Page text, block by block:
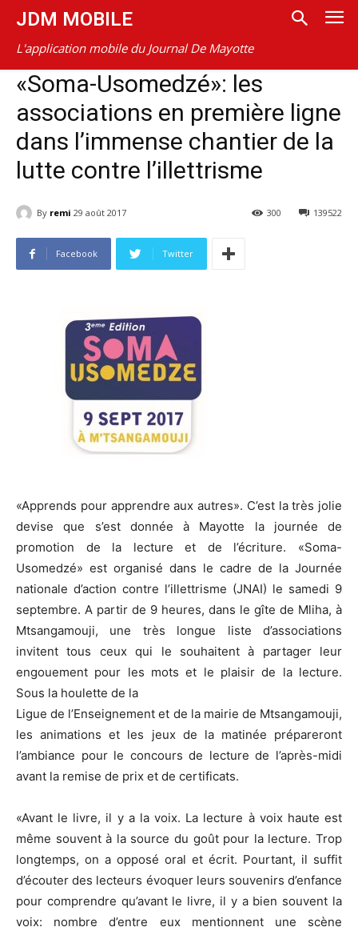
JDM MOBILE
L'application mobile du Journal De Mayotte
«Soma-Usomedzé»: les
associations en première ligne
dans l’immense chantier de la
lutte contre l’illettrisme
By remi 29 août 2017 139522
300
Facebook Twitter
«Apprends pour apprendre aux autres». C’est la très jolie
devise que s’est donnée à Mayotte la journée de
promotion de la lecture et de l’écriture. «Soma-
Usomedzé» est organisé dans le cadre de la Journée
nationale d’action contre l’illettrisme (JNAI) le samedi 9
septembre. A partir de 9 heures, dans le gîte de Mliha, à
Mtsangamouji, une très longue liste d’associations
invitent tous ceux qui le souhaitent à partager leur
engouement pour les mots et le plaisir de la lecture.
Sous la houlette de la
Ligue de l’Enseignement et de la mairie de Mtsangamouji,
les animations et les jeux de la matinée prépareront
l’ambiance pour le concours de lecture de l’après-midi
avant la remise de prix et de certificats.
«Avant le livre, il y a la voix. La lecture à voix haute est
même souvent à la source du goût pour la lecture. Trop
longtemps, on a opposé oral et écrit. Pourtant, il suffit
d’écouter des lecteurs évoquer leurs souvenirs d’enfance
pour comprendre qu’avant le livre, il y a bien souvent la
voix: nombre d’entre eux mentionnent une scène